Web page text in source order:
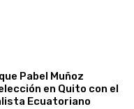
Pabel Muñoz
en Quito con el
Ecuatoriano